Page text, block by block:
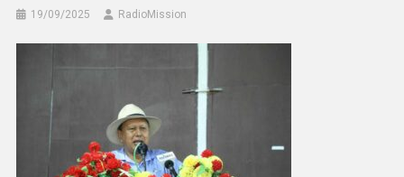
19/09/2025 RadioMission